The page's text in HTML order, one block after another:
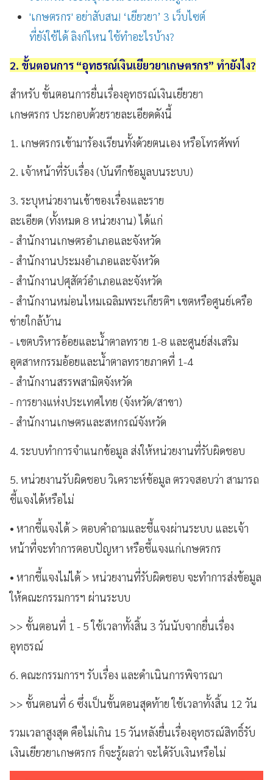
'เกษตรกร' อย่าสับสน! ‘เยียวยา’ 3 เว็บไซต์
ที่ยังใช้ได้ ลิงก์ไหน ใช้ทำอะไรบ้าง?
2. ขั้นตอนการ “อุทธรณ์เงินเยียวยาเกษตรกร” ทำยังไง?
สำหรับ ขั้นตอนการยื่นเรื่องอุทธรณ์เงินเยียวยา
เกษตรกร ประกอบด้วยรายละเอียดดังนี้
1. เกษตรกรเข้ามาร้องเรียนทั้งด้วยตนเอง หรือโทรศัพท์
2. เจ้าหน้าที่รับเรื่อง (บันทึกข้อมูลบนระบบ)
3. ระบุหน่วยงานเข้าของเรื่องและราย
ละเอียด (ทั้งหมด 8 หน่วยงาน) ได้แก่
- สำนักงานเกษตรอำเภอและจังหวัด
- สำนักงานประมงอำเภอและจังหวัด
- สำนักงานปศุสัตว์อำเภอและจังหวัด
- สำนักงานหม่อนไหมเฉลิมพระเกียรติฯ เขตหรือศูนย์เครือ
ข่ายใกล้บ้าน
- เขตบริหารอ้อยและน้ำตาลทราย 1-8 และศูนย์ส่งเสริม
อุตสาหกรรมอ้อยและน้ำตาลทรายภาคที่ 1-4
- สำนักงานสรรพสามิตจังหวัด
- การยางแห่งประเทศไทย (จังหวัด/สาขา)
- สำนักงานเกษตรและสหกรณ์จังหวัด
4. ระบบทำการจำแนกข้อมูล ส่งให้หน่วยงานที่รับผิดชอบ
5. หน่วยงานรับผิดชอบ วิเคราะห์ข้อมูล ตรวจสอบว่า สามารถ
ชี้แจงได้หรือไม่
• หากชี้แจงได้ > ตอบคำถามและชี้แจงผ่านระบบ และเจ้า
หน้าที่จะทำการตอบปัญหา หรือชี้แจงแก่เกษตรกร
• หากชี้แจงไม่ได้ > หน่วยงานที่รับผิดชอบ จะทำการส่งข้อมูล
ให้คณะกรรมการฯ ผ่านระบบ
>> ขั้นตอนที่ 1 - 5 ใช้เวลาทั้งสิ้น 3 วันนับจากยื่นเรื่อง
อุทธรณ์
6. คณะกรรมการฯ รับเรื่อง และดำเนินการพิจารณา
>> ขั้นตอนที่ 6 ซึ่งเป็นขั้นตอนสุดท้าย ใช้เวลาทั้งสิ้น 12 วัน
รวมเวลาสูงสุด คือไม่เกิน 15 วันหลังยื่นเรื่องอุทธรณ์สิทธิ์รับ
เงินเยียวยาเกษตรกร ก็จะรู้ผลว่า จะได้รับเงินหรือไม่